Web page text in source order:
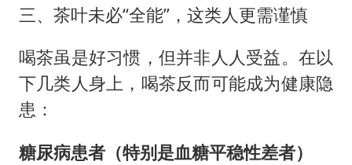
三、茶叶未必“全能”，这类人更需谨慎
喝茶虽是好习惯，但并非人人受益。在以
下几类人身上，喝茶反而可能成为健康隐
患：
糖尿病患者（特别是血糖平稳性差者）